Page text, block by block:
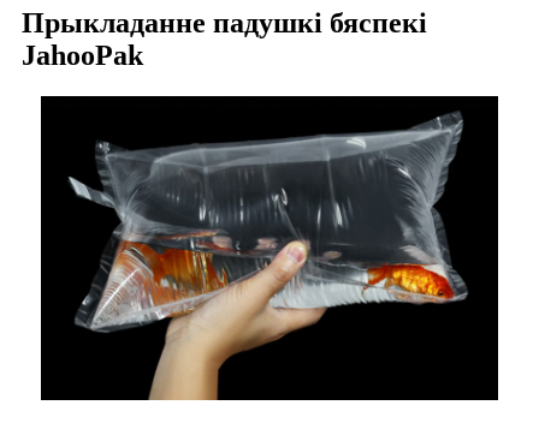
Прыкладанне падушкі бяспекі
JahooPak